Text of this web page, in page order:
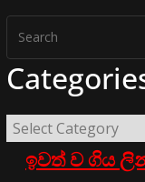
ඉවත් ව ගිය